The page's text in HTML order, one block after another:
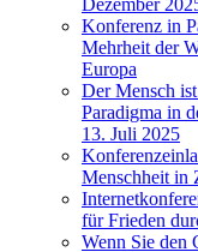
Dezember
Konferenz in
Mehrheit der
Europa
Der Mensch
Paradigma in
13. Juli 2025
Menschheit in
für Frieden
Wenn Sie den